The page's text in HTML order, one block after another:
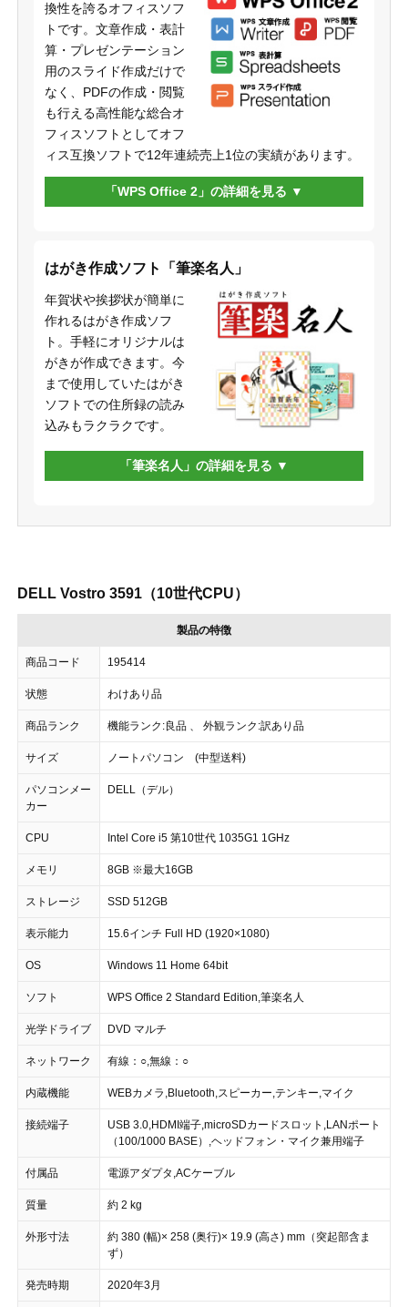
換性を誇るオフィスソフ
トです。文章作成・表計
算・プレゼンテーション
用のスライド作成だけで
なく、PDFの作成・閲覧
も行える高性能な総合オ
フィスソフトとしてオフ
ィス互換ソフトで12年連続売上1位の実績があります。
「WPS Office 2」の詳細を見る
はがき作成ソフト「筆楽名人」
年賀状や挨拶状が簡単に
作れるはがき作成ソフ
ト。手軽にオリジナルは
がきが作成できます。今
まで使用していたはがき
ソフトでの住所録の読み
込みもラクラクです。
「筆楽名人」の詳細を見る
DELL Vostro 3591（10世代CPU）
製品の特徴
商品コード 195414
状態 わけあり品
商品ランク 機能ランク:良品 、 外観ランク:訳あり品
サイズ ノートパソコン (中型送料)
パソコンメー
カー
DELL（デル）
CPU Intel Core i5 第10世代 1035G1 1GHz
メモリ 8GB ※最大16GB
ストレージ SSD 512GB
表示能力 15.6インチ Full HD (1920×1080)
OS Windows 11 Home 64bit
ソフト WPS Office 2 Standard Edition,筆楽名人
光学ドライブ DVD マルチ
ネットワーク 有線：○,無線：○
内蔵機能 WEBカメラ,Bluetooth,スピーカー,テンキー,マイク
接続端子
USB 3.0,HDMI端子,microSDカードスロット,LANポート
（100/1000 BASE）,ヘッドフォン・マイク兼用端子
付属品 電源アダプタ,ACケーブル
質量 約 2 kg
外形寸法
約 380 (幅)× 258 (奥行)× 19.9 (高さ) mm（突起部含ま
ず）
発売時期 2020年3月